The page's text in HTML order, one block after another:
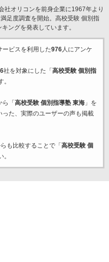
社オリコンを前身企業に1967年より
足度調査を開始。高校受験 個別指
ングを発表しています。
ービスを利用した976人にアンケ
社を対象にした「 高校受験 個別指
「 高校受験 個別指導塾 東海」を
た、実際のユーザーの声も掲載
も比較することで「 高校受験 個